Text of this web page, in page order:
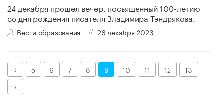
24 декабря прошел вечер, посвященный 100-летию
со дня рождения писателя Владимира Тендрякова.
Вести образования 26 декабря 2023
Назад
5 6 7 8 9 10 11 12
13
Далее